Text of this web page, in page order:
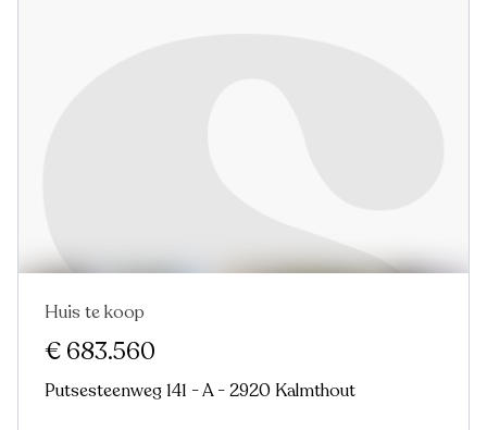
Huis te koop
€ 683.560
Putsesteenweg 141 - A - 2920 Kalmthout